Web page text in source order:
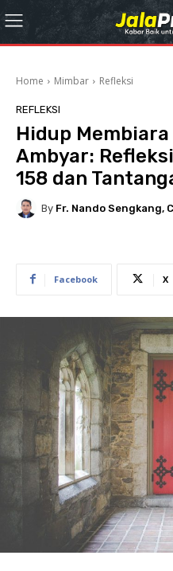
Home Mimbar Refleksi
REFLEKSI
Hidup
Ambyar:
158 dan
By Fr. Nando Sengkang,
Facebook X